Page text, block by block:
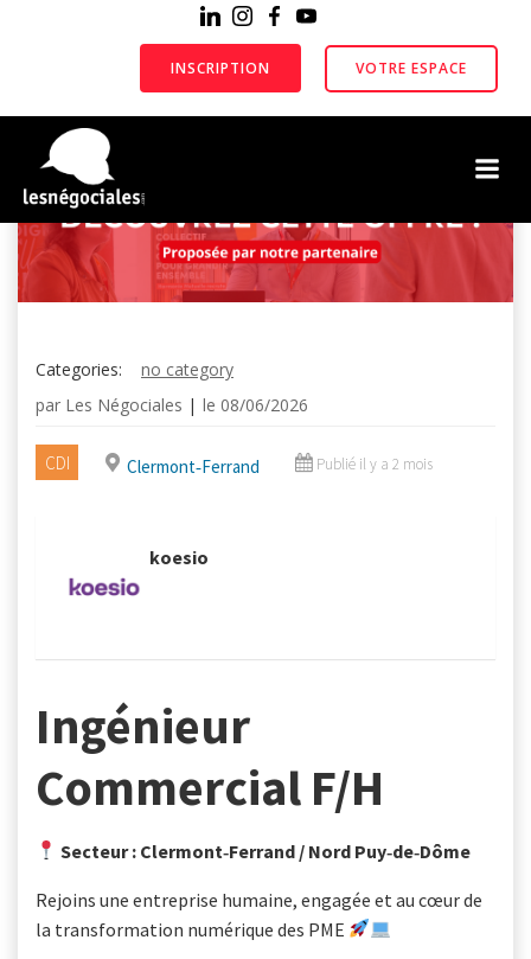
Aller
au
contenu
INSCRIPTION VOTRE ESPACE
Categories:
no category
par Les Négociales | le 08/06/2026
CDI Clermont‑Ferrand Publié il y a 2 mois
- koesio
Ingénieur
Commercial F/H
Secteur : Clermont‑Ferrand / Nord Puy‑de‑Dôme
Rejoins une entreprise humaine, engagée et au cœur de
la transformation numérique des PME